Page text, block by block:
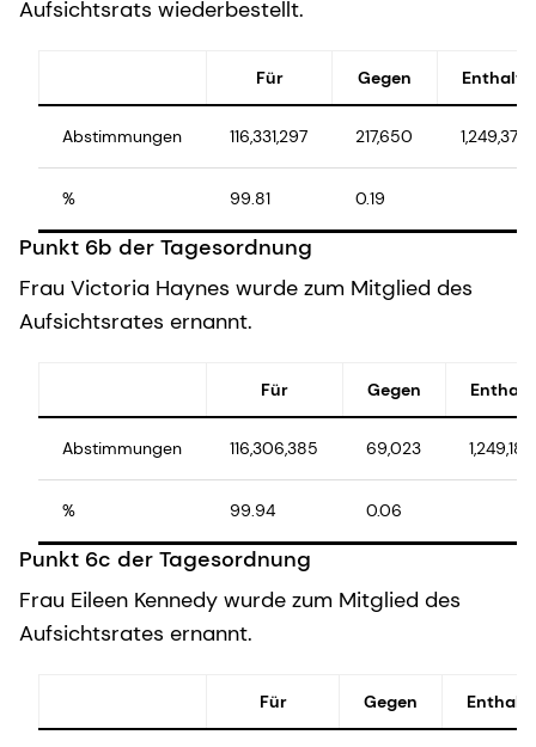
Aufsichtsrats wiederbestellt.
Für Gegen
Abstimmungen 116,331,297 217,650 1,249,374
% 99.81 0.19
Punkt 6b der Tagesordnung
Frau Victoria Haynes wurde zum Mitglied des
Aufsichtsrates ernannt.
Für Gegen
Abstimmungen 116,306,385 69,023 1,249,182
% 99.94 0.06
Punkt 6c der Tagesordnung
Frau Eileen Kennedy wurde zum Mitglied des
Aufsichtsrates ernannt.
Für Gegen